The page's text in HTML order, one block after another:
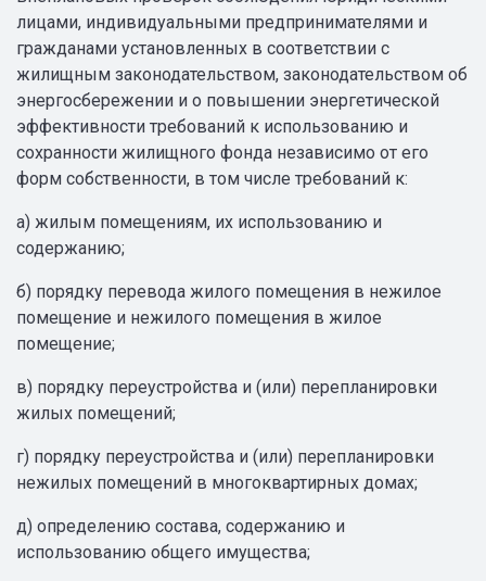
лицами, индивидуальными предпринимателями и
гражданами установленных в соответствии с
жилищным законодательством, законодательством об
энергосбережении и о повышении энергетической
эффективности требований к использованию и
сохранности жилищного фонда независимо от его
форм собственности, в том числе требований к:
а) жилым помещениям, их использованию и
содержанию;
б) порядку перевода жилого помещения в нежилое
помещение и нежилого помещения в жилое
помещение;
в) порядку переустройства и (или) перепланировки
жилых помещений;
г) порядку переустройства и (или) перепланировки
нежилых помещений в многоквартирных домах;
д) определению состава, содержанию и
использованию общего имущества;